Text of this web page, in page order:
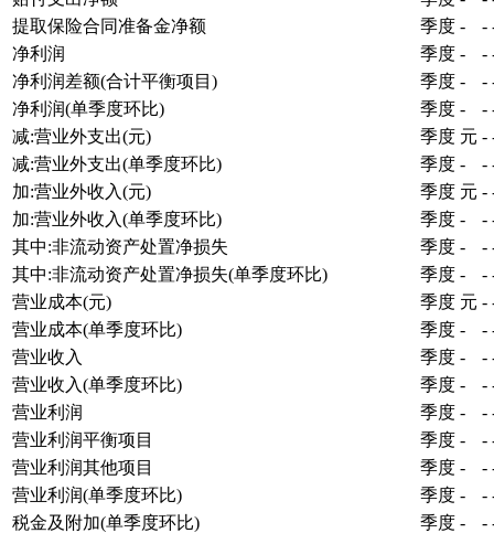
提取保险合同准备金净额
季度 - -
净利润
季度 - -
净利润差额(合计平衡项目)
季度 - -
净利润(单季度环比)
季度 - -
减:营业外支出(元)
季度 元 -
减:营业外支出(单季度环比)
季度 - -
加:营业外收入(元)
季度 元 -
加:营业外收入(单季度环比)
季度 - -
其中:非流动资产处置净损失
季度 - -
其中:非流动资产处置净损失(单季度环比)
季度 - -
营业成本(元)
季度 元 -
营业成本(单季度环比)
季度 - -
营业收入
季度 - -
营业收入(单季度环比)
季度 - -
营业利润
季度 - -
营业利润平衡项目
季度 - -
营业利润其他项目
季度 - -
营业利润(单季度环比)
季度 - -
税金及附加(单季度环比)
季度 - -